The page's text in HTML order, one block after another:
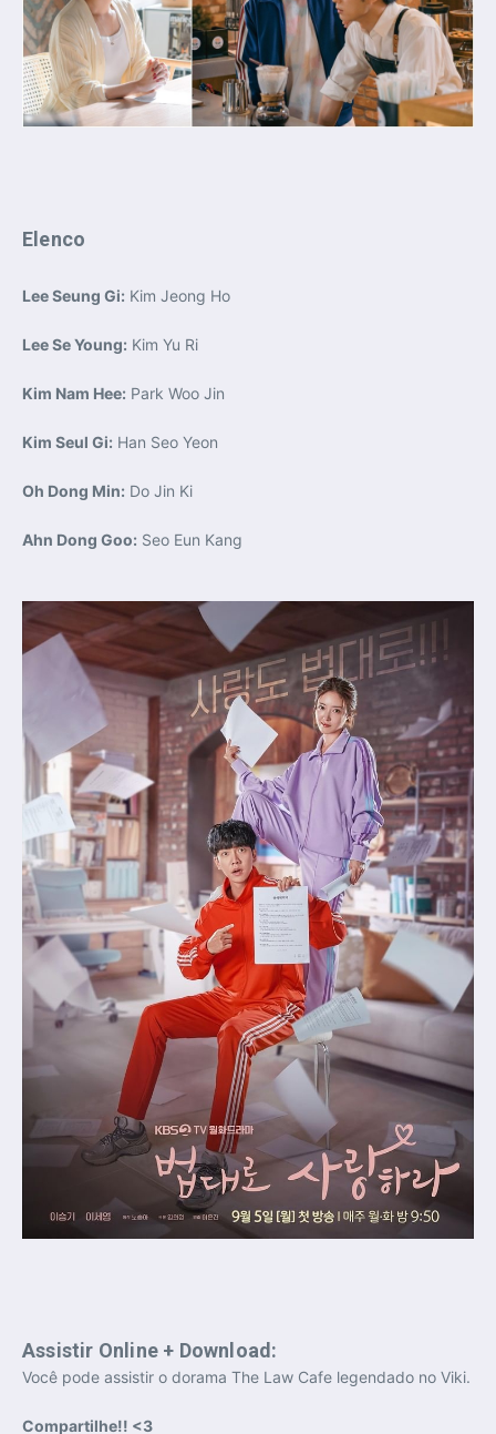
Elenco
Lee Seung Gi: Kim Jeong Ho
Lee Se Young: Kim Yu Ri
Kim Nam Hee: Park Woo Jin
Kim Seul Gi: Han Seo Yeon
Oh Dong Min: Do Jin Ki
Ahn Dong Goo: Seo Eun Kang
Assistir Online + Download:
Você pode assistir o dorama The Law Cafe legendado no Viki.
Compartilhe!! <3